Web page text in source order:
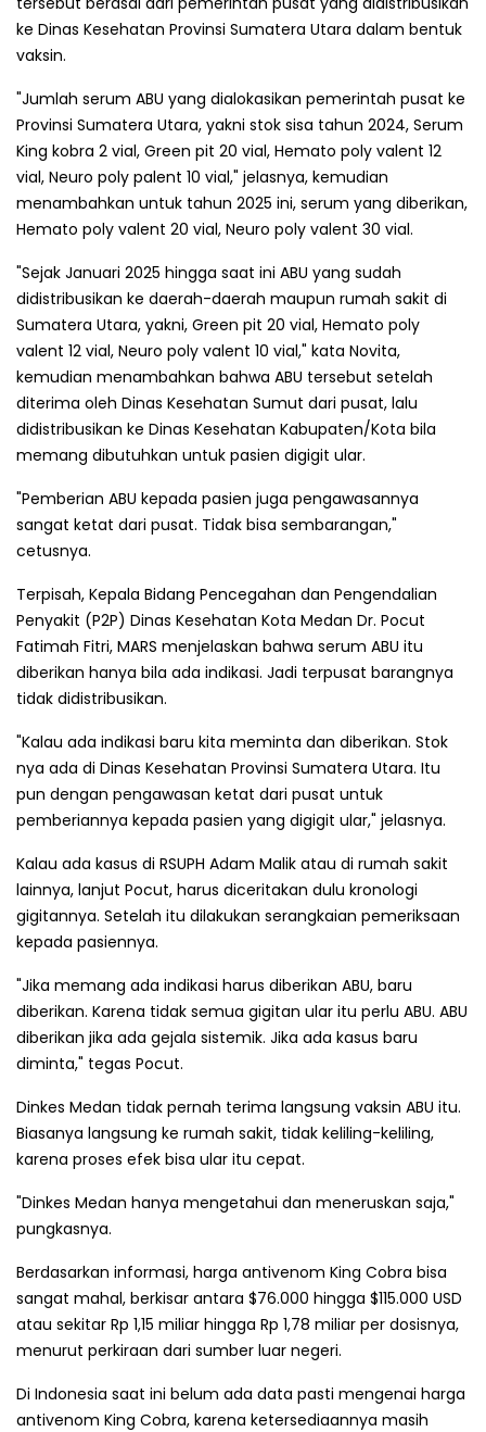
ke Dinas Kesehatan Provinsi Sumatera Utara dalam bentuk
vaksin.
"Jumlah serum ABU yang dialokasikan pemerintah pusat ke
Provinsi Sumatera Utara, yakni stok sisa tahun 2024, Serum
King kobra 2 vial, Green pit 20 vial, Hemato poly valent 12
vial, Neuro poly palent 10 vial," jelasnya, kemudian
menambahkan untuk tahun 2025 ini, serum yang diberikan,
Hemato poly valent 20 vial, Neuro poly valent 30 vial.
"Sejak Januari 2025 hingga saat ini ABU yang sudah
didistribusikan ke daerah-daerah maupun rumah sakit di
Sumatera Utara, yakni, Green pit 20 vial, Hemato poly
valent 12 vial, Neuro poly valent 10 vial," kata Novita,
kemudian menambahkan bahwa ABU tersebut setelah
diterima oleh Dinas Kesehatan Sumut dari pusat, lalu
didistribusikan ke Dinas Kesehatan Kabupaten/Kota bila
memang dibutuhkan untuk pasien digigit ular.
"Pemberian ABU kepada pasien juga pengawasannya
sangat ketat dari pusat. Tidak bisa sembarangan,"
cetusnya.
Terpisah, Kepala Bidang Pencegahan dan Pengendalian
Penyakit (P2P) Dinas Kesehatan Kota Medan Dr. Pocut
Fatimah Fitri, MARS menjelaskan bahwa serum ABU itu
diberikan hanya bila ada indikasi. Jadi terpusat barangnya
tidak didistribusikan.
"Kalau ada indikasi baru kita meminta dan diberikan. Stok
nya ada di Dinas Kesehatan Provinsi Sumatera Utara. Itu
pun dengan pengawasan ketat dari pusat untuk
pemberiannya kepada pasien yang digigit ular," jelasnya.
Kalau ada kasus di RSUPH Adam Malik atau di rumah sakit
lainnya, lanjut Pocut, harus diceritakan dulu kronologi
gigitannya. Setelah itu dilakukan serangkaian pemeriksaan
kepada pasiennya.
"Jika memang ada indikasi harus diberikan ABU, baru
diberikan. Karena tidak semua gigitan ular itu perlu ABU. ABU
diberikan jika ada gejala sistemik. Jika ada kasus baru
diminta," tegas Pocut.
Dinkes Medan tidak pernah terima langsung vaksin ABU itu.
Biasanya langsung ke rumah sakit, tidak keliling-keliling,
karena proses efek bisa ular itu cepat.
"Dinkes Medan hanya mengetahui dan meneruskan saja,"
pungkasnya.
Berdasarkan informasi, harga antivenom King Cobra bisa
sangat mahal, berkisar antara $76.000 hingga $115.000 USD
atau sekitar Rp 1,15 miliar hingga Rp 1,78 miliar per dosisnya,
menurut perkiraan dari sumber luar negeri.
Di Indonesia saat ini belum ada data pasti mengenai harga
antivenom King Cobra, karena ketersediaannya masih